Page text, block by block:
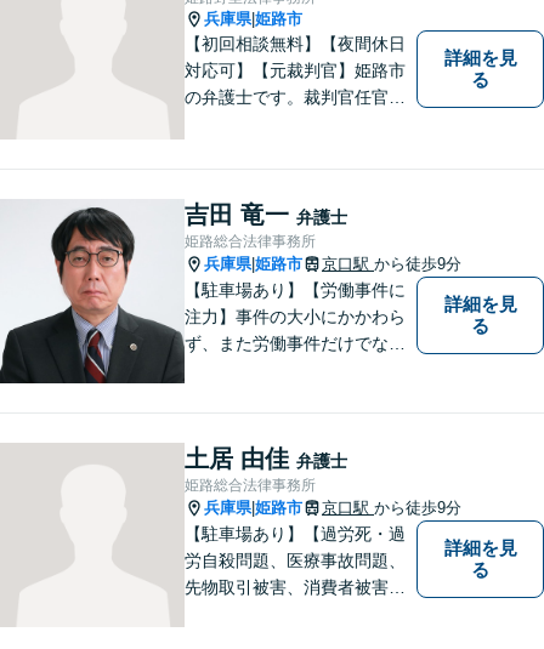
兵庫県|姫路市
【初回相談無料】【夜間休日
対応可】【元裁判官】姫路市
の弁護士です。裁判官任官２
ご相談ください。
詳細を見
る
吉田 竜一 弁護士
姫路総合法律事務所
兵庫県|姫路市 京口駅 から徒歩9分
【駐車場あり】【労働事件に
注力】事件の大小にかかわら
ず、また労働事件だけでなく
いと考えています。 お気軽に
ご相談ください。
詳細を見
る
土居 由佳 弁護士
姫路総合法律事務所
兵庫県|姫路市 京口駅 から徒歩9分
【駐車場あり】【過労死・過
労自殺問題、医療事故問題、
先物取引被害、消費者被害、
詳細を見
る